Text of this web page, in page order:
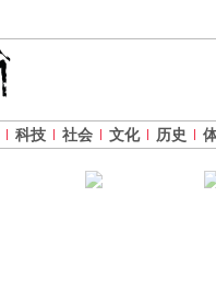
科技 社会 文化 历史